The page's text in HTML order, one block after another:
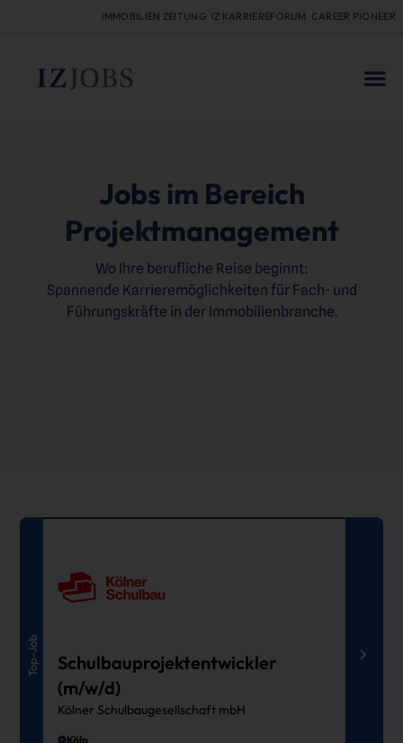
IMMOBILIEN ZEITUNG IZ KARRIEREFORUM CAREER PIONEER
Jobs im Bereich
Projektmanagement
Wo Ihre berufliche Reise beginnt:
Spannende Karrieremöglichkeiten für Fach- und
Führungskräfte in der Immobilienbranche.
Top-Job
Schulbauprojektentwickler
(m/w/d)
Kölner Schulbaugesellschaft mbH
Köln